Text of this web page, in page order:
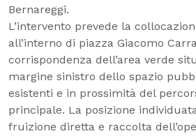
Bernareggi.
L’intervento prevede la
all’interno di piazza Giacomo
corrispondenza dell’area verde
margine sinistro dello spazio
esistenti e in prossimità del
principale. La posizione
fruizione diretta e raccolta